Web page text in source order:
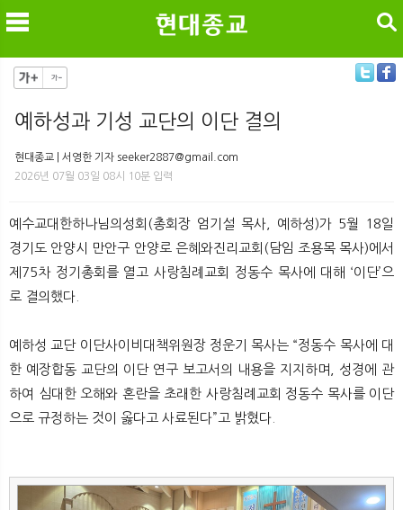
뉴
검색
예하성과 기성 교단의 이단 결의
현대종교 | 서영한 기자 seeker2887@gmail.com
2026년 07월 03일 08시 10분 입력
예수교대한하나님의성회(총회장 엄기설 목사, 예하성)가 5월 18일
경기도 안양시 만안구 안양로 은혜와진리교회(담임 조용목 목사)에서
제75차 정기총회를 열고 사랑침례교회 정동수 목사에 대해 ‘이단’으
로 결의했다.
예하성 교단 이단사이비대책위원장 정운기 목사는 “정동수 목사에 대
한 예장합동 교단의 이단 연구 보고서의 내용을 지지하며, 성경에 관
하여 심대한 오해와 혼란을 초래한 사랑침례교회 정동수 목사를 이단
으로 규정하는 것이 옳다고 사료된다”고 밝혔다.​